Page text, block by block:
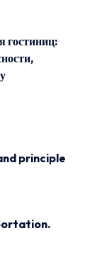
гостиниц:
principle